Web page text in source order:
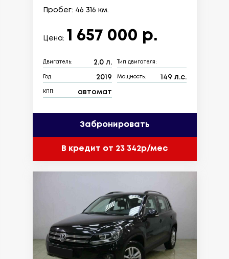
Пробег: 46 316 км.
Цена: 1 657 000 р.
Двигатель: 2.0 л. Тип двигателя:
Год: 2019 Мощность: 149 л.с.
КПП: автомат
Забронировать
В кредит от 23 342р/мес